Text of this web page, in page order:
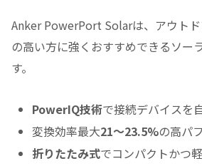
Anker PowerPort Solarは、アウト
の高い方に強くおすすめできるソー
す。
PowerIQ技術で接続デバイスを
変換効率最大21〜23.5%の高パ
折りたたみ式でコンパクトかつ